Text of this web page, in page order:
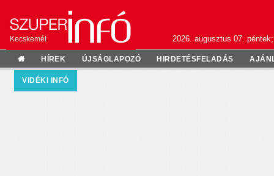
Kecskemét 2026. augusztus 07.
HÍREK ÚJSÁGLAPOZÓ HIRDETÉSFELADÁS
VIDÉKI INFÓ